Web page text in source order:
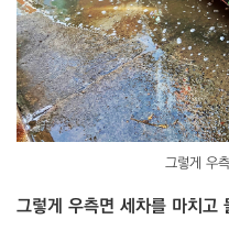
그렇게 우
그렇게 우측면 세차를 마치고